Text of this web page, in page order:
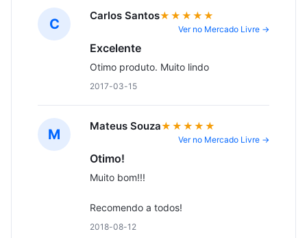
C Carlos Santos★★★★★
Ver no Mercado Livre →
Excelente
Otimo produto. Muito lindo
2017-03-15
M Mateus Souza★★★★★
Ver no Mercado Livre →
Otimo!
Muito bom!!!
Recomendo a todos!
2018-08-12